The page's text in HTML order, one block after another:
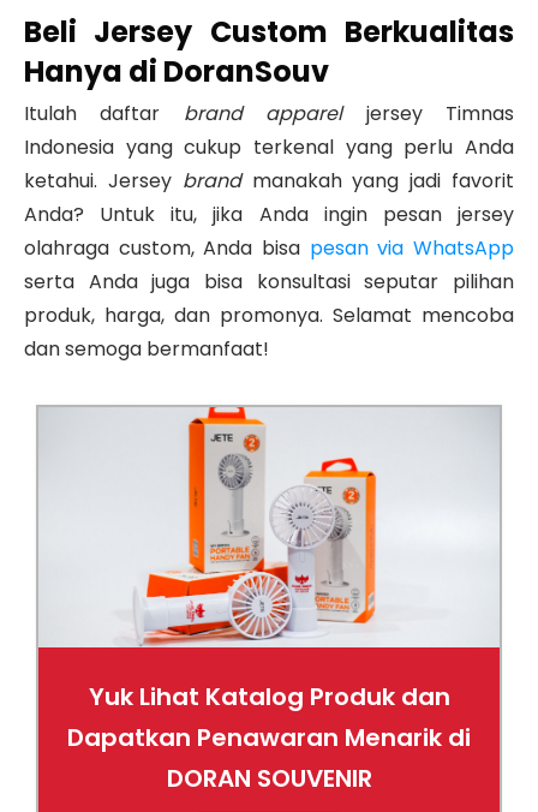
Beli Jersey Custom Berkualitas
Hanya di DoranSouv
Itulah daftar brand appareljersey Timnas
Indonesia yang cukup terkenal yang perlu Anda
ketahui. Jersey brandmanakah yang jadi favorit
Anda? Untuk itu, jika Anda ingin pesan jersey
olahraga custom, Anda bisa pesan via WhatsApp
serta Anda juga bisa konsultasi seputar pilihan
produk, harga, dan promonya. Selamat mencoba
dan semoga bermanfaat!
Yuk Lihat Katalog Produk dan
Dapatkan Penawaran Menarik di
DORAN SOUVENIR